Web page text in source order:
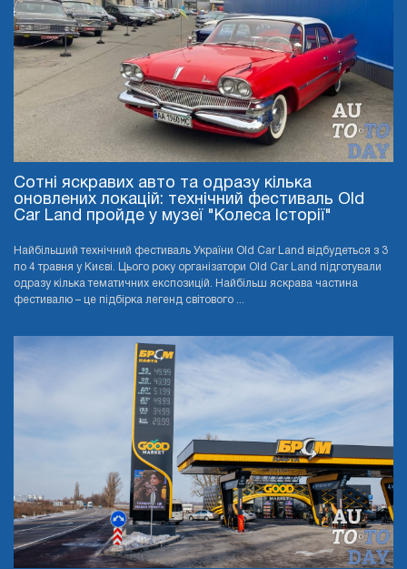
Сотні яскравих авто та одразу кілька
оновлених локацій: технічний фестиваль Old
Car Land пройде у музеї "Колеса Історії"
Найбільший технічний фестиваль України Old Car Land відбудеться з 3
по 4 травня у Києві. Цього року організатори Old Car Land підготували
одразу кілька тематичних експозицій. Найбільш яскрава частина
фестивалю – це підбірка легенд світового ...